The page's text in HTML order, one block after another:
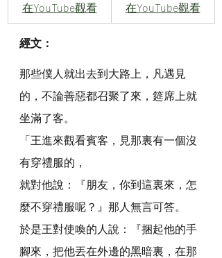
在YouTube觀看 在YouTube觀看
經文：
那些僕人就出去到大路上，凡遇見
的，不論善惡都召聚了來，筵席上就
坐滿了客。
「王進來觀看賓客，見那裏有一個沒
有穿禮服的，
就對他說：『朋友，你到這裏來，怎
麼不穿禮服呢？』那人無言可答。
於是王對使喚的人說：『捆起他的手
腳來，把他丟在外邊的黑暗裏，在那